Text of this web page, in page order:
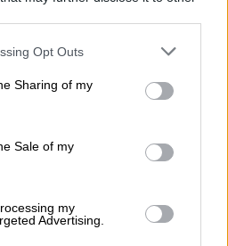
app uses one or more Google
behaviour. You may click to
and its third-party tags to
purposes in below Google
Opt Outs
Sharing of my
Sale of my
my
Advertising.
Δευτέρα – Τρίτη και
προκειμένου να έχουν
οι ασθενείς
να έρθουν
θεραπείας.
μηδενική οικονομική
αποδεικνύοντας πως
με ισχυρό κοινωνικό και